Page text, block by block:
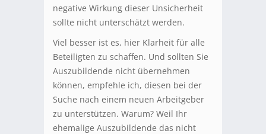
negative Wirkung dieser Unsicherheit
sollte nicht unterschätzt werden.
Viel besser ist es, hier Klarheit für alle
Beteiligten zu schaffen. Und sollten Sie
Auszubildende nicht übernehmen
können, empfehle ich, diesen bei der
Suche nach einem neuen Arbeitgeber
zu unterstützen. Warum? Weil Ihr
ehemalige Auszubildende das nicht